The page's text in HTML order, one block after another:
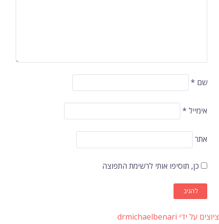
שם *
אימייל *
אתר
כן, תוסיפו אותי לרשימת התפוצה
ציוצים על ידי drmichaelbenari